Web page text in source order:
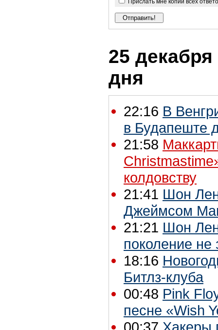
Прислать мне копии всех
25 декабря
дня
22:16 В
в Будапеште
21:58
колдовству
21:41 Шон
Джеймсом
21:21 Шон
поколение
18:16
Битлз-клуба
00:48 Pink
песне «Wish
00:37 Хакеры